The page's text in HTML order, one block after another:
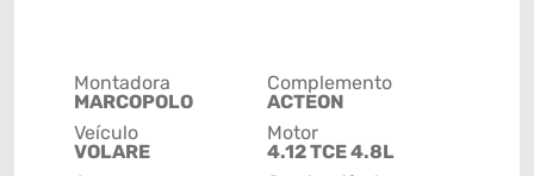
Montadora
MARCOPOLO
Veículo
VOLARE
Complemento
ACTEON
Motor
4.12 TCE 4.8L